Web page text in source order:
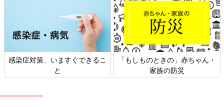
感染症対策、いますぐできるこ
と
「もしものときの」赤ちゃん・
家族の防災